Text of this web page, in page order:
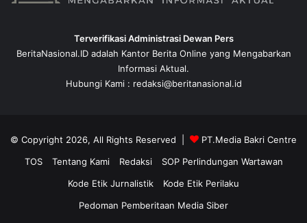
Terverifikasi Administrasi Dewan Pers
BeritaNasional.ID adalah Kantor Berita Online yang Mengabarkan
Informasi Aktual.
Hubungi Kami : redaksi@beritanasional.id
© Copyright 2026, All Rights Reserved |
PT.Media Bakri Centre
TOS
Tentang Kami Redaksi
SOP Perlindungan Wartawan
Kode Etik Jurnalistik
Kode Etik Perilaku
Pedoman Pemberitaan Media Siber